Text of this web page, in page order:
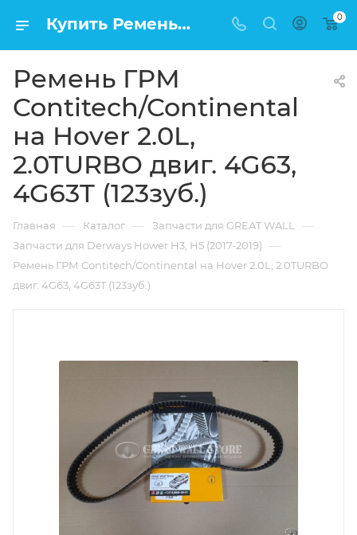
Купить Ремень ГРМ Contitech/Continental на Hover 2.0L, 2.0TURBO двиг. 4G63, 4G63T (123зуб.) в Москве по низкой цене 0
Ремень ГРМ
Contitech/Continental
на Hover 2.0L,
2.0TURBO двиг. 4G63,
4G63T (123зуб.)
Главная — Каталог — Запчасти для GREAT WALL —
Запчасти для Derways Hower H3, H5 (2017-2019) —
Ремень ГРМ Contitech/Continental на Hover 2.0L, 2.0TURBO
двиг. 4G63, 4G63T (123зуб.)